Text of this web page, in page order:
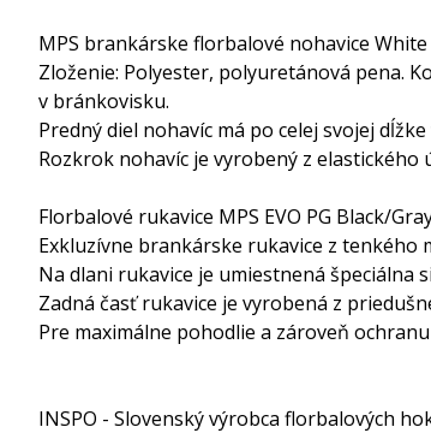
MPS brankárske florbalové nohavice White
Zloženie: Polyester, polyuretánová pena.
v bránkovisku.
Predný diel nohavíc má po celej svojej
Rozkrok nohavíc je vyrobený z
Florbalové rukavice MPS EVO PG Black/
Exkluzívne brankárske rukavice z tenkého
Na dlani rukavice je umiestnená špeciálna
Zadná časť rukavice je vyrobená z
Pre maximálne pohodlie a zároveň
INSPO - Slovenský výrobca florbalových